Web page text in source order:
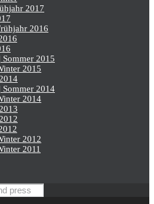
2017
2016
Sommer 2015
2015
Sommer 2014
2014
2012
2011